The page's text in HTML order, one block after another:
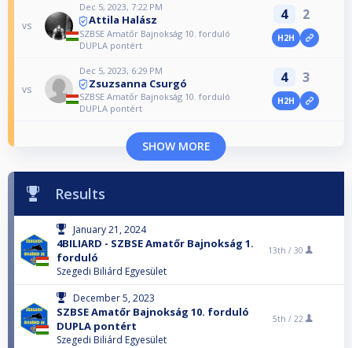
vs
Dec 5, 2023, 7:22 PM
Attila Halász
SZBSE Amatőr Bajnokság 10. forduló
DUPLA pontért
4 2
H2H
vs
Dec 5, 2023, 6:29 PM
Zsuzsanna Csurgó
SZBSE Amatőr Bajnokság 10. forduló
DUPLA pontért
4 3
H2H
SHOW MORE
Results
January 21, 2024
4BILIARD - SZBSE Amatőr Bajnokság 1.
forduló
Szegedi Biliárd Egyesület
13th / 30
December 5, 2023
SZBSE Amatőr Bajnokság 10. forduló
DUPLA pontért
Szegedi Biliárd Egyesület
5th / 22